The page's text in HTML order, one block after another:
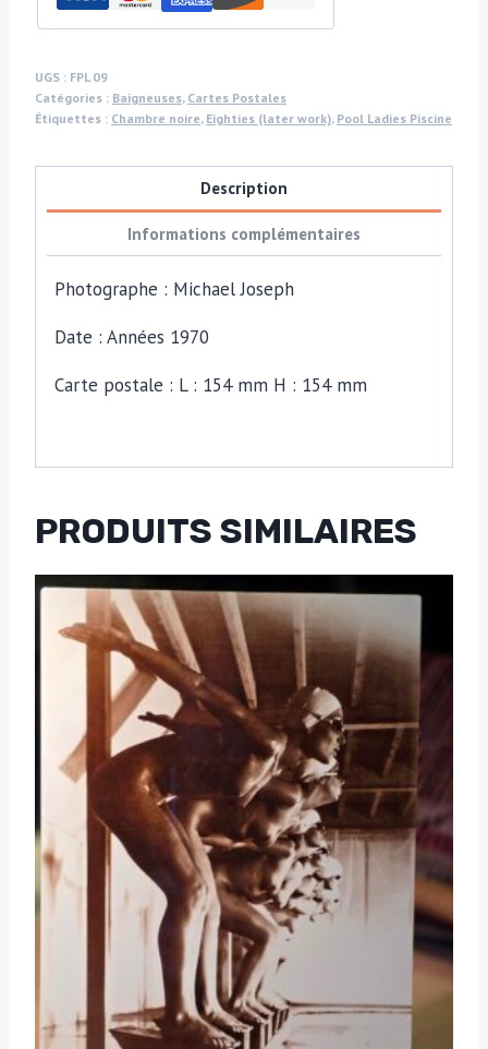
Collection
Ladies,
Photographie
publicitaire
londonienne
de
Michael
UGS : FPL 09
Catégories : Baigneuses, Cartes Postales
Étiquettes : Chambre noire, Eighties (later work), Pool Ladies Piscine
Description
Informations complémentaires
Photographe : Michael Joseph
Date : Années 1970
Carte postale : L : 154 mm H : 154 mm
PRODUITS SIMILAIRES